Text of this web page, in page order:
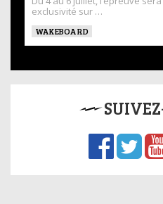
exclusivité sur …
WAKEBOARD